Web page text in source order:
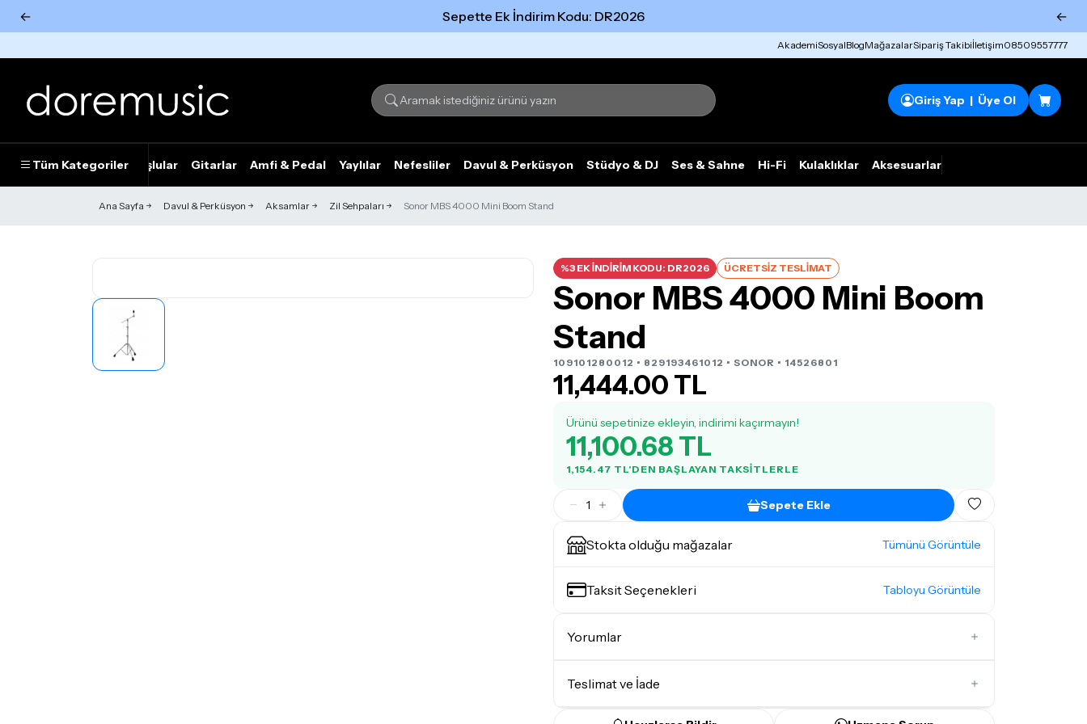
← Sepette Ek İndirim Kodu: DR2026 ←
AkademiSosyalBlogMağazalarSipariş Takibiİletişim08509557777
Giriş Yap | Üye Ol
Tüm Kategoriler
Piyanolar Tuşlular Gitarlar Amfi & Pedal Yaylılar Nefesliler Davul & Perküsyon Stüdyo & DJ Ses & Sahne Hi-Fi Kulaklıklar Aksesuarlar
Ana Sayfa Davul & Perküsyon Aksamlar Zil Sehpaları Sonor MBS 4000 Mini Boom Stand
%3 EK İNDİRİM KODU: DR2026 ÜCRETSİZ TESLİMAT
Sonor MBS 4000 Mini Boom
Stand
109101280012 • 829193461012 • SONOR • 14526801
11,444.00 TL
Ürünü sepetinize ekleyin, indirimi kaçırmayın!
11,100.68 TL
1,154.47 TL'DEN BAŞLAYAN TAKSITLERLE
1 Sepete Ekle
Stokta olduğu mağazalar Tümünü Görüntüle
Taksit Seçenekleri Tabloyu Görüntüle
Yorumlar
Teslimat ve İade
Tümünü Gör Tümünü gör